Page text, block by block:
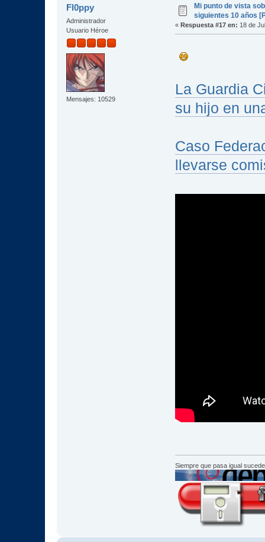
Fl0ppy
Administrador
Usuario Héroe
Mensajes: 10529
Mi punto de vista
siguientes 10 años
« Respuesta #17 en: 18 de
La Guardia
su hijo en
Caso
llevarse
Siempre que pasa igual